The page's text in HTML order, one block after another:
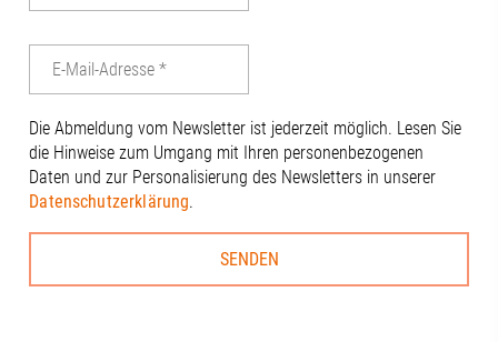
Die Abmeldung vom Newsletter ist jederzeit möglich. Lesen Sie
die Hinweise zum Umgang mit Ihren personenbezogenen
Daten und zur Personalisierung des Newsletters in unserer
Datenschutzerklärung.